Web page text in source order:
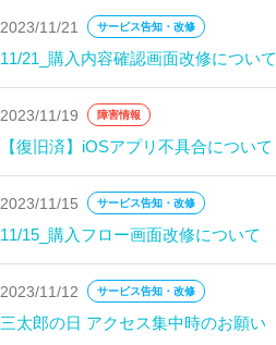
2023/11/21 サービス告知・改修
11/21_購入内容確認画面改修について
2023/11/19 障害情報
【復旧済】iOSアプリ不具合について
2023/11/15 サービス告知・改修
11/15_購入フロー画面改修について
2023/11/12 サービス告知・改修
三太郎の日 アクセス集中時のお願い